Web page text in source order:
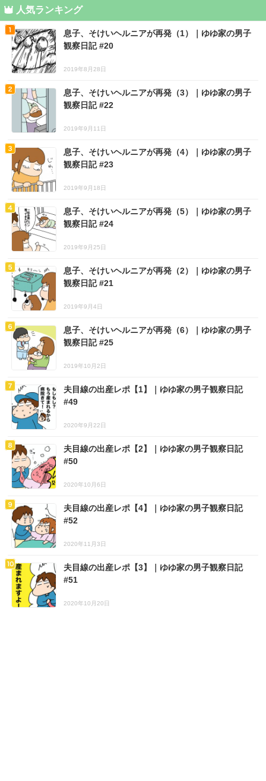
人気ランキング
息子、そけいヘルニアが再発（1）｜ゆゆ家の男子
観察日記 #20
2019年8月28日
息子、そけいヘルニアが再発（3）｜ゆゆ家の男子
観察日記 #22
2019年9月11日
息子、そけいヘルニアが再発（4）｜ゆゆ家の男子
観察日記 #23
2019年9月18日
息子、そけいヘルニアが再発（5）｜ゆゆ家の男子
観察日記 #24
2019年9月25日
息子、そけいヘルニアが再発（2）｜ゆゆ家の男子
観察日記 #21
2019年9月4日
息子、そけいヘルニアが再発（6）｜ゆゆ家の男子
観察日記 #25
2019年10月2日
夫目線の出産レポ【1】｜ゆゆ家の男子観察日記
#49
2020年9月22日
夫目線の出産レポ【2】｜ゆゆ家の男子観察日記
#50
2020年10月6日
夫目線の出産レポ【4】｜ゆゆ家の男子観察日記
#52
2020年11月3日
夫目線の出産レポ【3】｜ゆゆ家の男子観察日記
#51
2020年10月20日